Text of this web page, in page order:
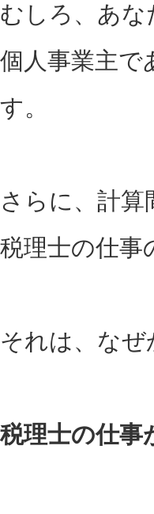
むしろ、あな
個人事業主で
す。
さらに、計算
税理士の仕事
それは、なぜ
税理士の仕事